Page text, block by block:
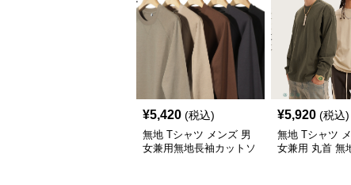
¥5,420 (税込)
無地 Tシャツ メンズ 男
女兼用無地長袖カットソ
¥5,920 (税込)
無地 Tシャツ
女兼用 丸首 無